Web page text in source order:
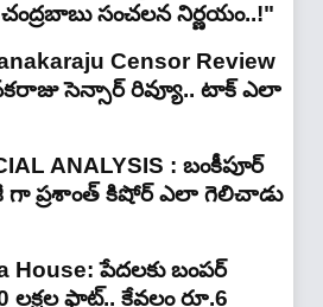
సంచలన నిర్ణయం..!"
Censor Review
సెన్సార్ రివ్యూ.. టాక్ ఎలా
ANALYSIS : బంకీపూర్
ప్రశాంత్ కిషోర్ ఎలా గెలిచాడు
House: పేదలకు బంపర్
ఫ్లాట్.. కేవలం రూ.6